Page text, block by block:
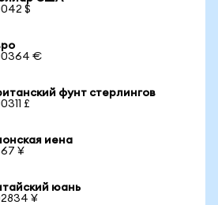
$
€
фунт стерлингов
£
иена
¥
юань
¥